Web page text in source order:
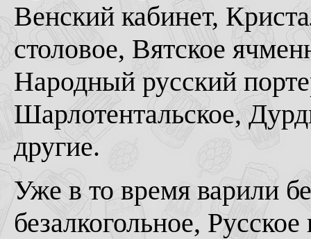
Венский кабинет,
столовое, Вятское
Народный русский
Шарлотентальское,
другие.
Уже в то время варили
безалкогольное,